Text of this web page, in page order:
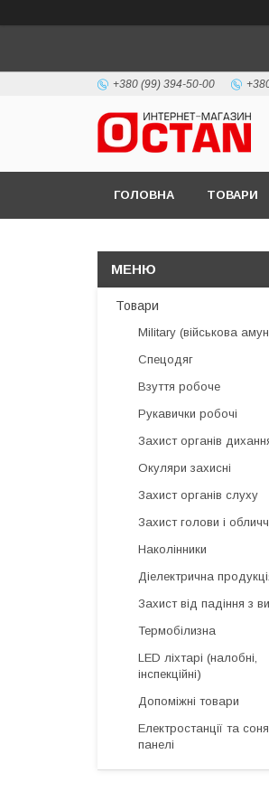
+380 (99) 394-50-00
ГОЛОВНА ТОВАРИ
Товари
Military (військова
Спецодяг
Взуття робоче
Рукавички робочі
Захист органів
Окуляри захисні
Захист органів слуху
Захист голови і
Наколінники
Діелектрична
Захист від падіння з
Термобілизна
LED ліхтарі (налобні,
інспекційні)
Допоміжні товари
Електростанції та
панелі